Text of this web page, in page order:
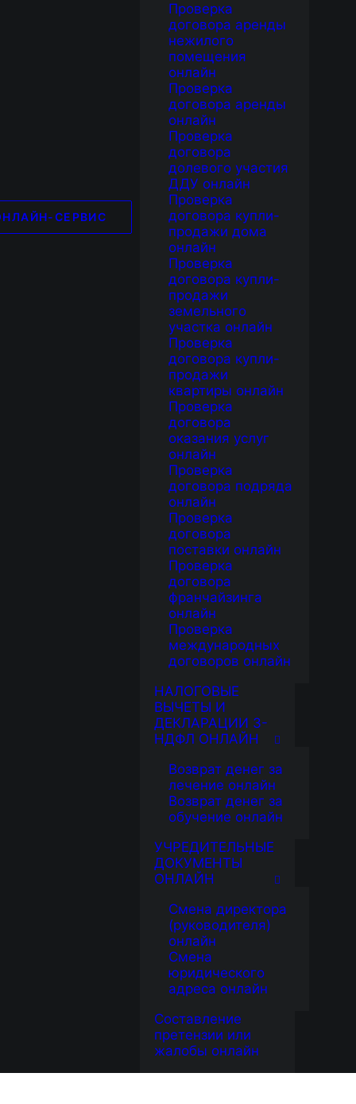
СЕРВИС
Проверка
договора аренды
нежилого
помещения
онлайн
Проверка
договора аренды
онлайн
Проверка
договора
долевого участия
ДДУ онлайн
Проверка
договора купли-
продажи дома
онлайн
Проверка
договора купли-
продажи
земельного
участка онлайн
Проверка
договора купли-
продажи
квартиры онлайн
Проверка
договора
оказания услуг
онлайн
Проверка
договора подряда
онлайн
Проверка
договора
поставки онлайн
Проверка
договора
франчайзинга
онлайн
Проверка
международных
договоров онлайн
НАЛОГОВЫЕ
ВЫЧЕТЫ И
ДЕКЛАРАЦИИ 3-
НДФЛ ОНЛАЙН
Возврат денег за
лечение онлайн
Возврат денег за
обучение онлайн
УЧРЕДИТЕЛЬНЫЕ
ДОКУМЕНТЫ
ОНЛАЙН
Смена директора
(руководителя)
онлайн
Смена
юридического
адреса онлайн
Составление
претензии или
жалобы онлайн